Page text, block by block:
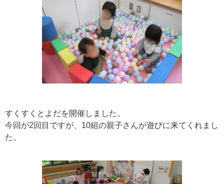
すくすくとよだを開催しました。
今回が2回目ですが、10組の親子さんが遊びに来てくれまし
た。